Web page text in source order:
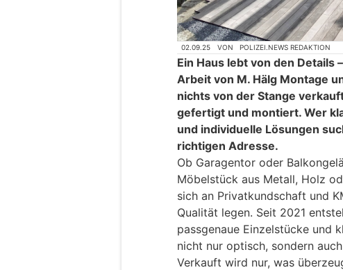
02.09.25 VON POLIZEI.NEWS REDAKTION
Ein Haus lebt von den Details
Arbeit von M. Hälg Montage
nichts von der Stange
gefertigt und montiert. Wer
und individuelle Lösungen
richtigen Adresse.
Ob Garagentor oder
Möbelstück aus Metall, Holz
sich an Privatkundschaft und
Qualität legen. Seit 2021
passgenaue Einzelstücke und
nicht nur optisch, sondern
Verkauft wird nur, was